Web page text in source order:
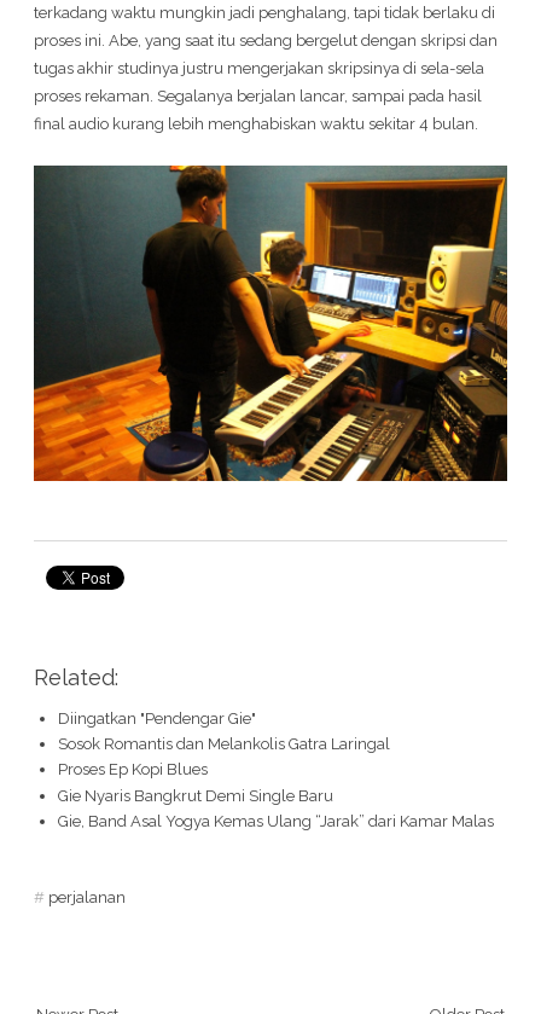
terkadang waktu mungkin jadi penghalang, tapi tidak berlaku di
proses ini. Abe, yang saat itu sedang bergelut dengan skripsi dan
tugas akhir studinya justru mengerjakan skripsinya di sela-sela
proses rekaman. Segalanya berjalan lancar, sampai pada hasil
final audio kurang lebih menghabiskan waktu sekitar 4 bulan.
Related:
Diingatkan "Pendengar Gie"
Sosok Romantis dan Melankolis Gatra Laringal
Proses Ep Kopi Blues
Gie Nyaris Bangkrut Demi Single Baru
Gie, Band Asal Yogya Kemas Ulang “Jarak” dari Kamar Malas
# perjalanan